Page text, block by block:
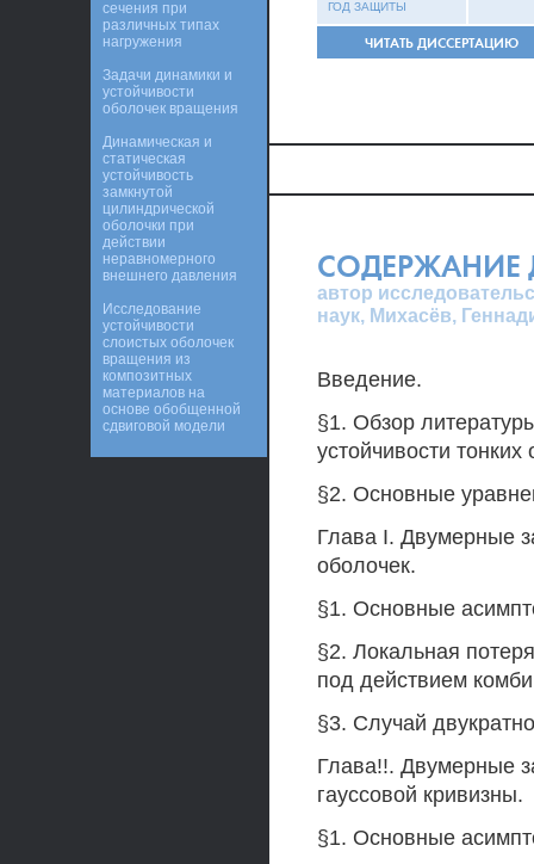
ГОД ЗАЩИТЫ
ЧИТАТЬ ДИССЕРТАЦИЮ
СОДЕРЖАНИЕ
автор
наук, Михасёв,
Введение.
§1. Обзор
устойчивости тонких
§2. Основные
Глава I. Двумерные
оболочек.
§1. Основные
§2. Локальная
под действием
§3. Случай
Глава!!. Двумерные
гауссовой кривизны.
§1. Основные
сечения при
различных типах
нагружения
Задачи динамики и
устойчивости
оболочек вращения
Динамическая и
статическая
устойчивость
замкнутой
цилиндрической
оболочки при
действии
неравномерного
внешнего давления
Исследование
устойчивости
слоистых оболочек
вращения из
композитных
материалов на
основе обобщенной
сдвиговой модели